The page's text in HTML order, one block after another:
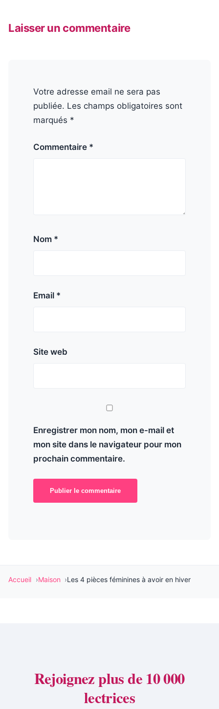
Laisser un commentaire
Votre adresse email ne sera pas
publiée. Les champs obligatoires sont
marqués *
Commentaire *
Nom *
Email *
Site web
Enregistrer mon nom, mon e-mail et
mon site dans le navigateur pour mon
prochain commentaire.
Publier le commentaire
Accueil Maison Les 4 pièces féminines à avoir en hiver
Rejoignez plus de 10 000
lectrices